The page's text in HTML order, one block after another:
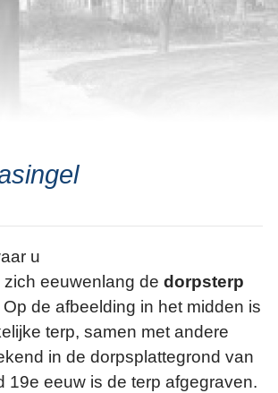
u
eeuwenlang de dorpsterp
de afbeelding in het midden is
terp, samen met andere
in de dorpsplattegrond van
19e eeuw is de terp afgegraven.